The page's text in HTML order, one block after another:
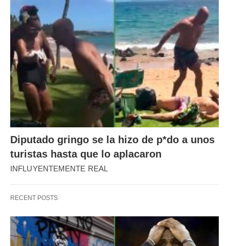
Diputado gringo se la hizo de p*do a unos
turistas hasta que lo aplacaron
INFLUYENTEMENTE REAL
RECENT POSTS